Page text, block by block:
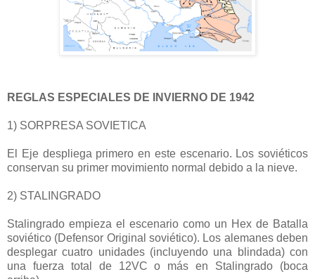
REGLAS ESPECIALES DE INVIERNO DE 1942
1) SORPRESA SOVIETICA
El Eje despliega primero en este escenario. Los soviéticos
conservan su primer movimiento normal debido a la nieve.
2) STALINGRADO
Stalingrado empieza el escenario como un Hex de Batalla
soviético (Defensor Original soviético). Los alemanes deben
desplegar cuatro unidades (incluyendo una blindada) con
una fuerza total de 12VC o más en Stalingrado (boca